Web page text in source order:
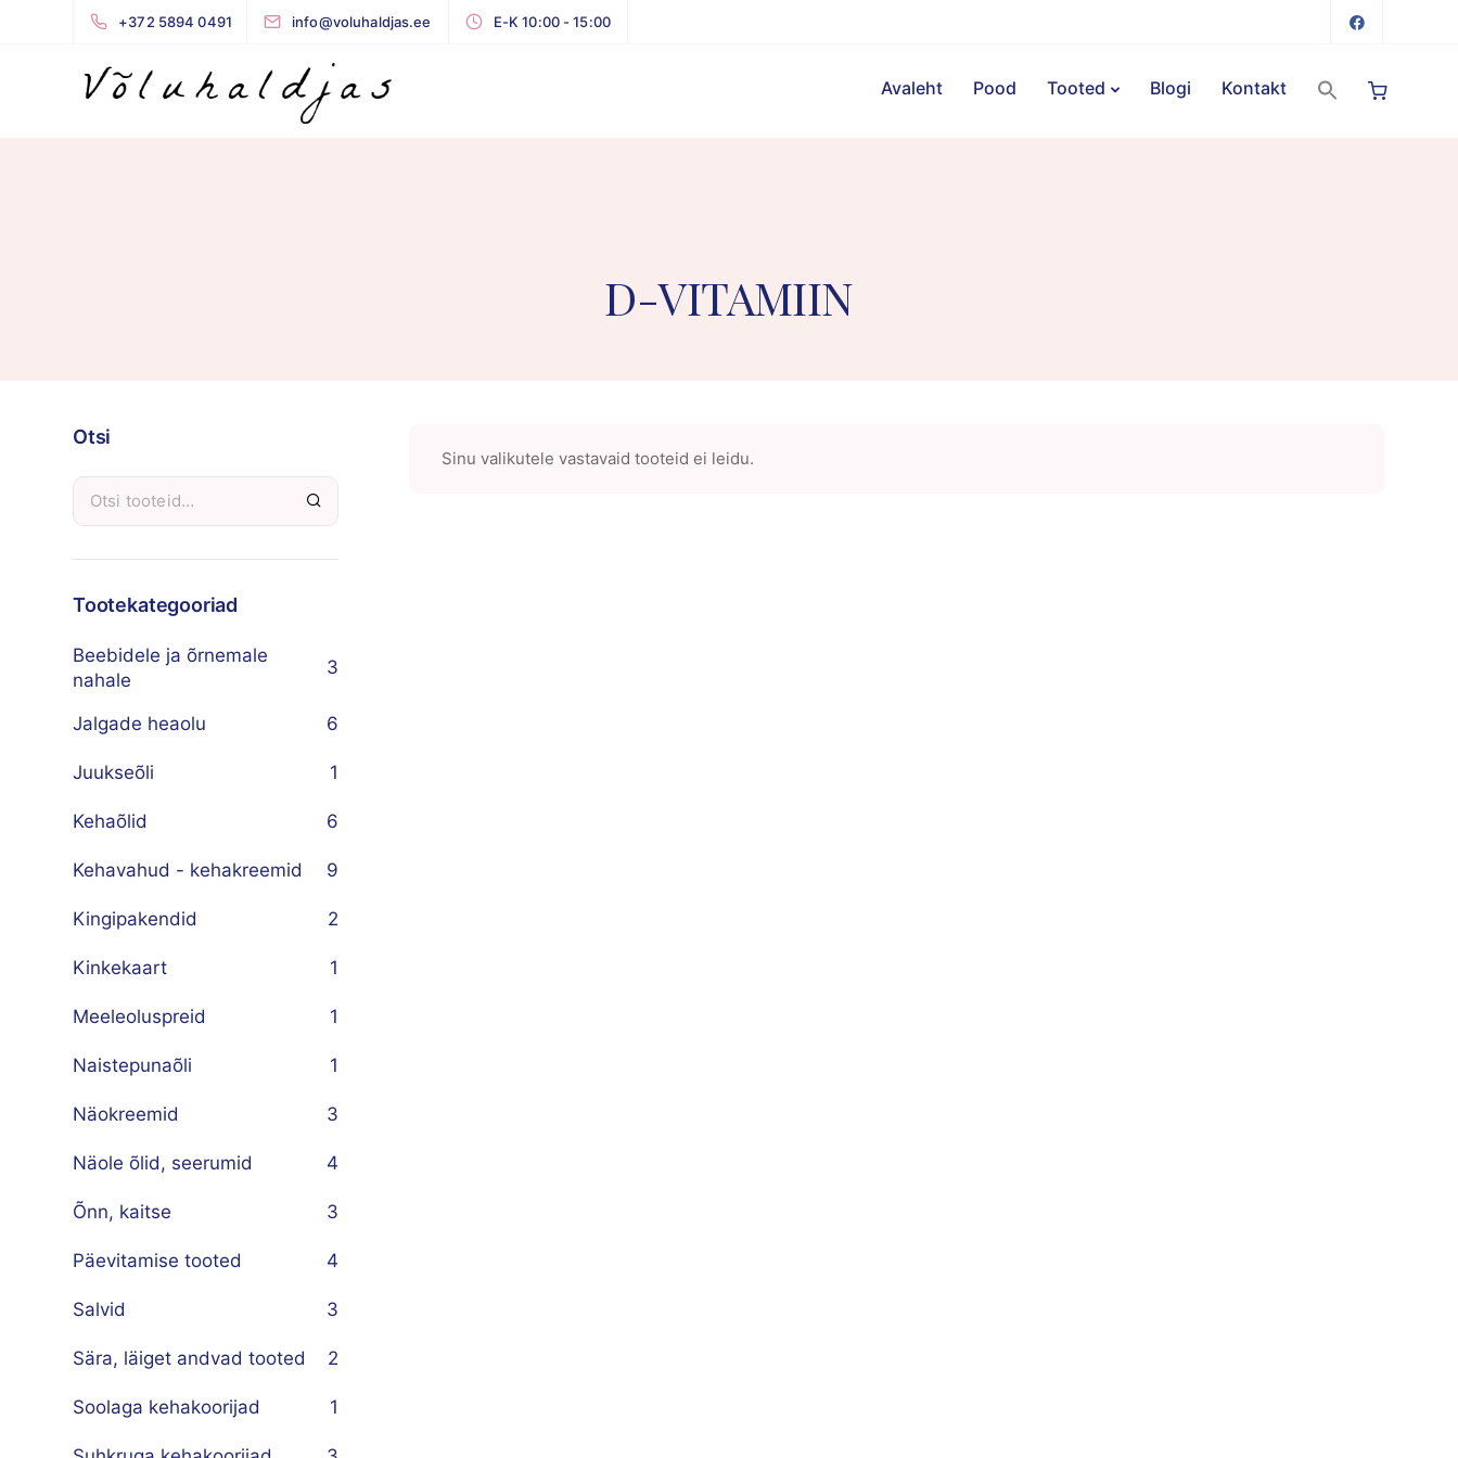
+372 5894 0491 info@voluhaldjas.ee E-K 10:00 - 15:00
Avaleht Pood Tooted Blogi Kontakt
D-VITAMIIN
Sinu valikutele vastavaid tooteid ei leidu.
Otsi
Tootekategooriad
Beebidele ja õrnemale
nahale
3
Jalgade heaolu 6
Juukseõli 1
Kehaõlid 6
Kehavahud - kehakreemid 9
Kingipakendid 2
Kinkekaart 1
Meeleoluspreid 1
Naistepunaõli 1
Näokreemid 3
Näole õlid, seerumid 4
Õnn, kaitse 3
Päevitamise tooted 4
Salvid 3
Sära, läiget andvad tooted 2
Soolaga kehakoorijad 1